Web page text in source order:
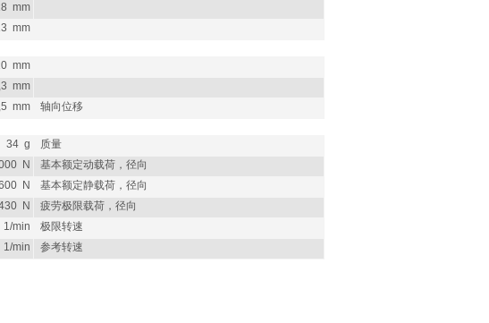
mm
mm
mm
mm
mm 轴向位移
34 g
质量
N
基本额定动载荷，径向
N
基本额定静载荷，径向
N
疲劳极限载荷，径向
1/min
极限转速
1/min 参考转速